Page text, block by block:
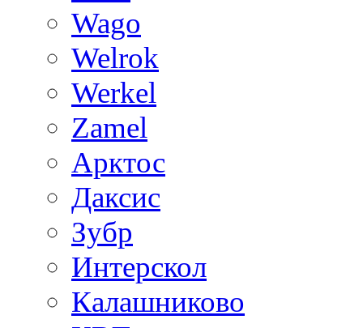
Wago
Welrok
Werkel
Zamel
Арктос
Даксис
Зубр
Интерскол
Калашниково